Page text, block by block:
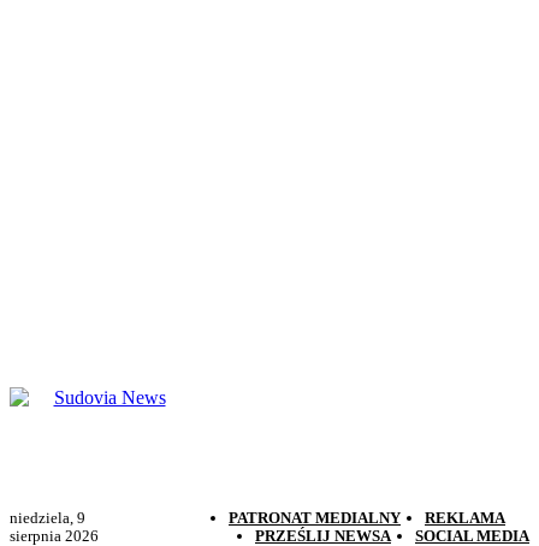
niedziela, 9
sierpnia 2026
PATRONAT MEDIALNY
REKLAMA
PRZEŚLIJ NEWSA
SOCIAL MEDIA